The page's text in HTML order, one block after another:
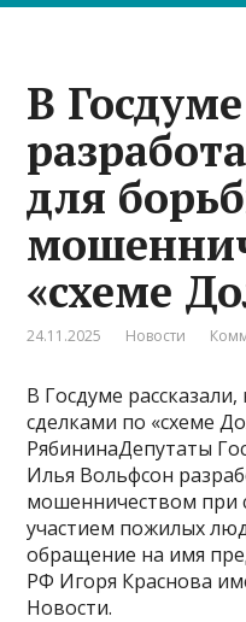
В Госдуме
для
«схеме
24.11.2025 Новости
В Госдуме рассказали,
сделками по «схеме
РябининаДепутаты
Илья Вольфсон
мошенничеством при
участием пожилых
обращение на имя
РФ Игоря Краснова
Новости.